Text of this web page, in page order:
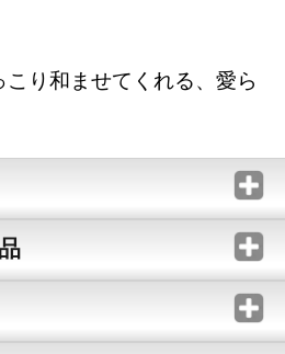
り和ませてくれる、愛ら